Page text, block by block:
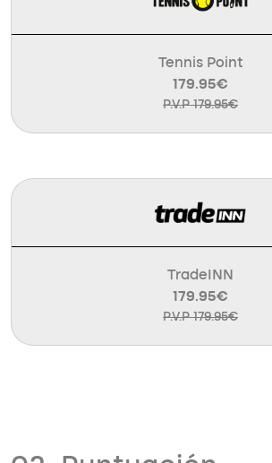
Tennis Point
179.95€
P.V.P 179.95€
TradeINN
179.95€
P.V.P 179.95€